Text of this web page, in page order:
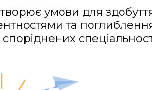
умови для
та